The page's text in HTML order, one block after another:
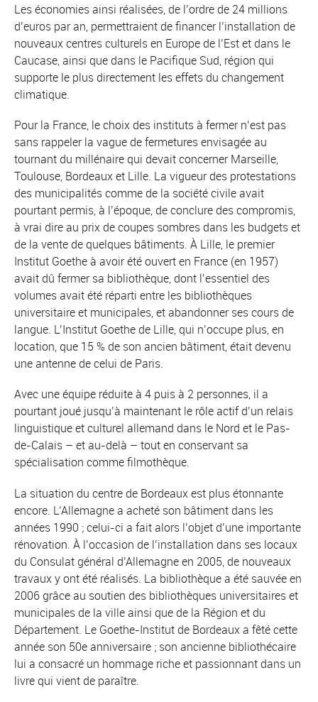
Les économies ainsi réalisées, de l’ordre de 24 millions
d’euros par an, permettraient de financer l’installation de
nouveaux centres culturels en Europe de l’Est et dans le
Caucase, ainsi que dans le Pacifique Sud, région qui
supporte le plus directement les effets du changement
climatique.
Pour la France, le choix des instituts à fermer n’est pas
sans rappeler la vague de fermetures envisagée au
tournant du millénaire qui devait concerner Marseille,
Toulouse, Bordeaux et Lille. La vigueur des protestations
des municipalités comme de la société civile avait
pourtant permis, à l’époque, de conclure des compromis,
à vrai dire au prix de coupes sombres dans les budgets et
de la vente de quelques bâtiments. À Lille, le premier
Institut Goethe à avoir été ouvert en France (en 1957)
avait dû fermer sa bibliothèque, dont l’essentiel des
volumes avait été réparti entre les bibliothèques
universitaire et municipales, et abandonner ses cours de
langue. L’Institut Goethe de Lille, qui n’occupe plus, en
location, que 15 % de son ancien bâtiment, était devenu
une antenne de celui de Paris.
Avec une équipe réduite à 4 puis à 2 personnes, il a
pourtant joué jusqu’à maintenant le rôle actif d’un relais
linguistique et culturel allemand dans le Nord et le Pas-
de-Calais – et au-delà – tout en conservant sa
spécialisation comme filmothèque.
La situation du centre de Bordeaux est plus étonnante
encore. L’Allemagne a acheté son bâtiment dans les
années 1990 ; celui-ci a fait alors l’objet d’une importante
rénovation. À l’occasion de l’installation dans ses locaux
du Consulat général d’Allemagne en 2005, de nouveaux
travaux y ont été réalisés. La bibliothèque a été sauvée en
2006 grâce au soutien des bibliothèques universitaires et
municipales de la ville ainsi que de la Région et du
Département. Le Goethe-Institut de Bordeaux a fêté cette
année son 50e anniversaire ; son ancienne bibliothécaire
lui a consacré un hommage riche et passionnant dans un
livre qui vient de paraître.